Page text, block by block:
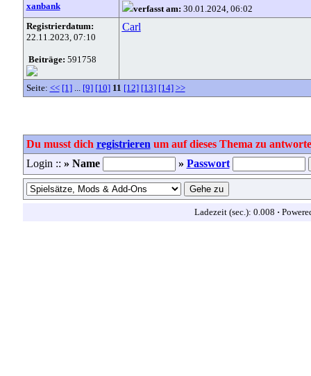
xanbank verfasst am: 30.01.2024, 06:02
Registrierdatum:
22.11.2023, 07:10
Beiträge: 591758
Carl
Seite: << [1]... [9] [10] 11 [12] [13] [14] >>
Du musst dich registrieren um auf dieses Thema zu
Login :: » Name » Passwort
Ladezeit (sec.): 0.008 ·